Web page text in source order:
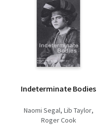
Természettudomány
Történelem
Indeterminate Bodies
Naomi Segal Lib Taylor
Roger Cook